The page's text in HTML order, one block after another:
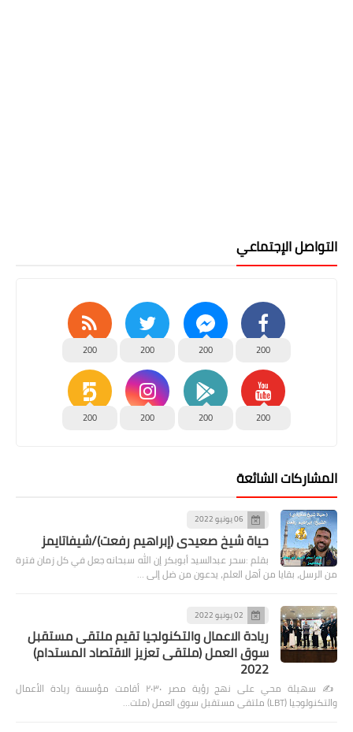
التواصل الإجتماعي
200
200
200
200
200
200
200
200
المشاركات الشائعة
06 يونيو 2022
حياة شيخ صعيدى (إبراهيم رفعت)/شيفاتايمز
بقلم :سحر عبدالسيد أبوبكر إن الله سبحانه جعل في كل زمان فترة
من الرسل، بقايا من أهل العلم، يدعون من ضل إلى …
02 يونيو 2022
ريادة الاعمال والتكنولجيا تقيم ملتقى مستقبل
سوق العمل (ملتقى تعزيز الاقتصاد المستدام)
2022
✍️ سهيلة محي على نهج رؤية مصر ٢٠٣٠ أقامت مؤسسة ريادة الأعمال
والتكنولوجيا (LBT) ملتقى مستقبل سوق العمل (ملت…